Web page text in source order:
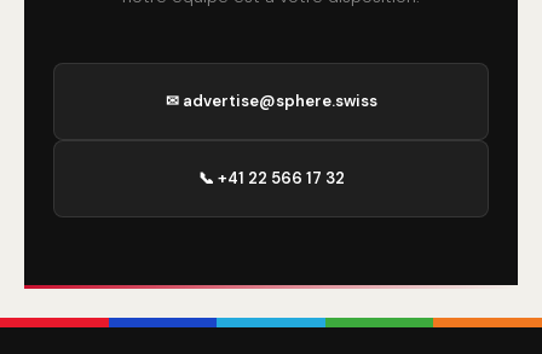
✉ advertise@sphere.swiss
📞 +41 22 566 17 32